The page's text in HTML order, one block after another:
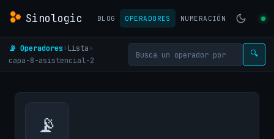
Sinologic BLOG OPERADORES NUMERACIÓN
📡 Operadores› Lista›
capa-8-asistencial-2
🔍
📡